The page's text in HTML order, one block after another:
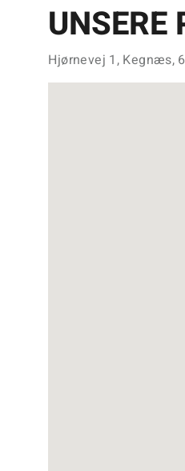
UNSERE
Hjørnevej 1, Kegnæs,